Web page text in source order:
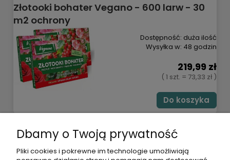
Złotooki bohater Vegano - 600 larw - 30
m2 ochrony
Dostępność: duża ilość
Wysyłka w: 48 godzin
219,99 zł
( 1 szt. = 73,33 zł )
Do koszyka
POMOC
Dbamy o Twoją prywatność
Pliki cookies i pokrewne im technologie umożliwiają